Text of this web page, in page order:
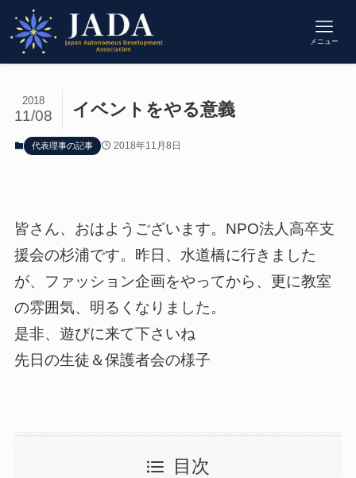
メニュー
イベントをやる意義
2018
11/08
代表理事の記事 2018年11月8日
皆さん、おはようございます。NPO法人高卒支
援会の杉浦です。昨日、水道橋に行きました
が、ファッション企画をやってから、更に教室
の雰囲気、明るくなりました。
是非、遊びに来て下さいね
先日の生徒＆保護者会の様子
目次